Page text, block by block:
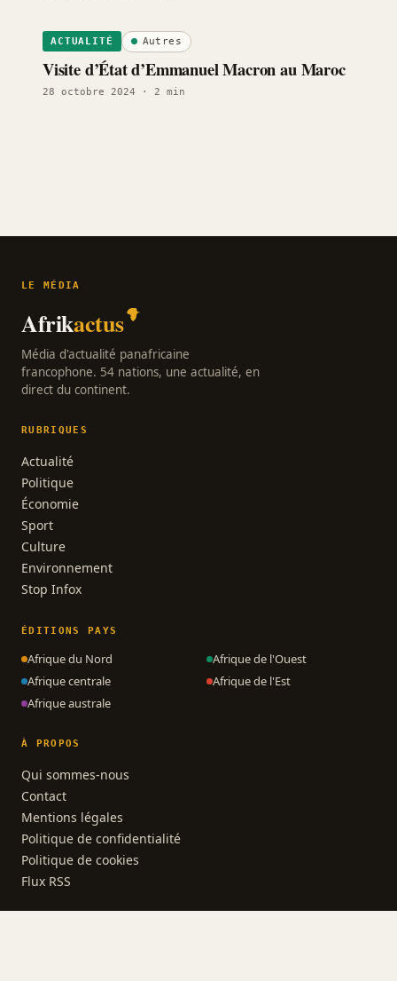
ACTUALITÉ Autres
Visite d’État d’Emmanuel Macron au Maroc
28 octobre 2024 · 2 min
LE MÉDIA
Afrikactus
Média d'actualité panafricaine
francophone. 54 nations, une actualité, en
direct du continent.
RUBRIQUES
Actualité
Politique
Économie
Sport
Culture
Environnement
Stop Infox
ÉDITIONS PAYS
Afrique du Nord
Afrique de l'Ouest
Afrique centrale
Afrique de l'Est
Afrique australe
À PROPOS
Qui sommes-nous
Contact
Mentions légales
Politique de confidentialité
Politique de cookies
Flux RSS